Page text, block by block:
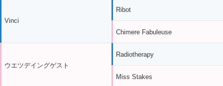
Vinci
ウエツデイングゲスト
Ribot
Chimere Fabuleuse
Radiotherapy
Miss Stakes